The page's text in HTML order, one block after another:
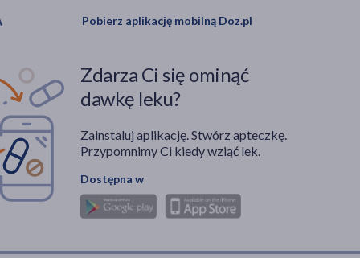
Pobierz aplikację mobilną Doz.pl
Zdarza Ci się ominąć
dawkę leku?
Zainstaluj aplikację. Stwórz apteczkę.
Przypomnimy Ci kiedy wziąć lek.
Dostępna w